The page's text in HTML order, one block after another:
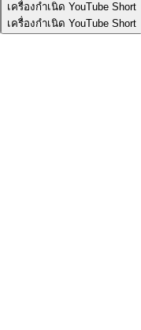
เครื่องกำเนิด YouTube Short
เครื่องกำเนิด YouTube Short